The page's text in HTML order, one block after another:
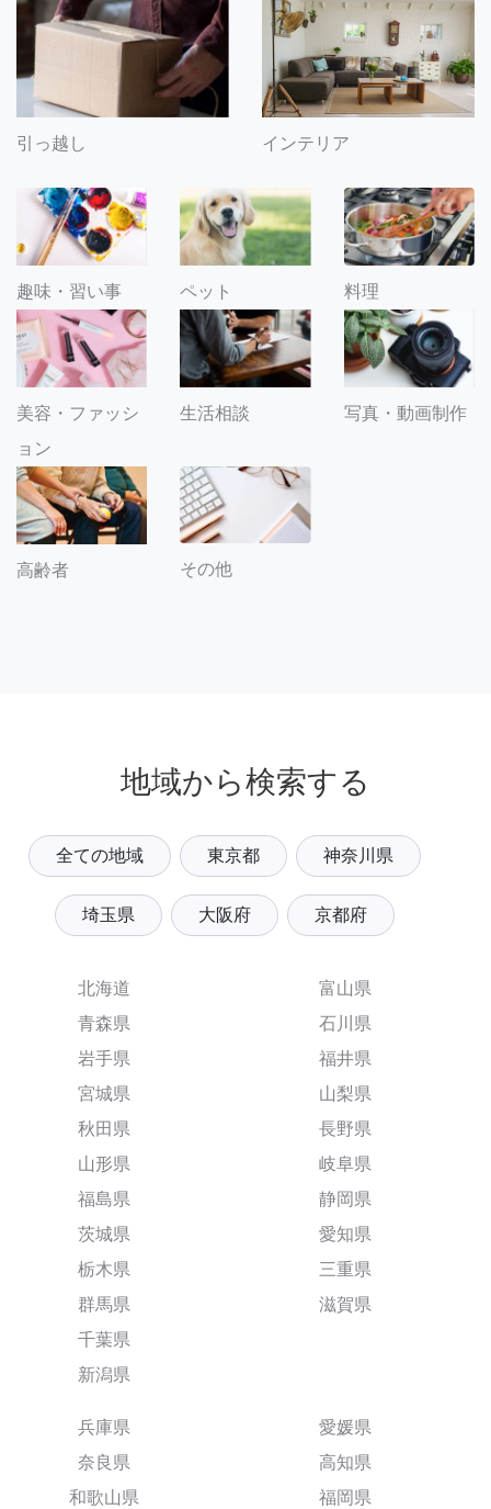
引っ越し インテリア
趣味・習い事 ペット 料理
美容・ファッシ
ョン
生活相談 写真・動画制作
高齢者 その他
地域から検索する
全ての地域 東京都 神奈川県
埼玉県 大阪府 京都府
北海道
青森県
岩手県
宮城県
秋田県
山形県
福島県
茨城県
栃木県
群馬県
千葉県
新潟県
富山県
石川県
福井県
山梨県
長野県
岐阜県
静岡県
愛知県
三重県
滋賀県
兵庫県
奈良県
和歌山県
愛媛県
高知県
福岡県